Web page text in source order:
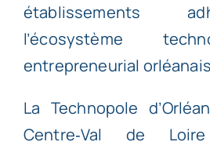
établissements
l’écosystème
entrepreneurial
La Technopole
Centre‑Val de